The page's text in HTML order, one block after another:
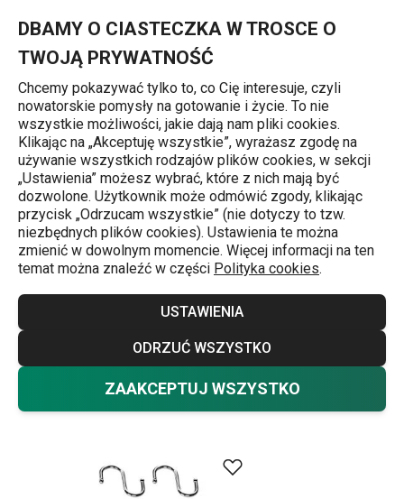
DBAMY O CIASTECZKA W TROSCE O
TWOJĄ PRYWATNOŚĆ
Chcemy pokazywać tylko to, co Cię interesuje, czyli
nowatorskie pomysły na gotowanie i życie. To nie
wszystkie możliwości, jakie dają nam pliki cookies.
Klikając na „Akceptuję wszystkie”, wyrażasz zgodę na
używanie wszystkich rodzajów plików cookies, w sekcji
„Ustawienia” możesz wybrać, które z nich mają być
dozwolone. Użytkownik może odmówić zgody, klikając
przycisk „Odrzucam wszystkie” (nie dotyczy to tzw.
niezbędnych plików cookies). Ustawienia te można
zmienić w dowolnym momencie. Więcej informacji na ten
temat można znaleźć w części Polityka cookies.
USTAWIENIA
ODRZUĆ WSZYSTKO
ZAAKCEPTUJ WSZYSTKO
Organizacja w kuchni
Haczyki do kuchni
Nie bagatelizuj organizacji swojej kuchni, ponieważ nawet
małe rzeczy mogą ułatwić lub, przeciwnie, skomplikować
przygotowywanie posiłków. W tej kategorii znajdziesz
uniwersalne żabki, plastikowe lub stalowe haczyki, które
wystarczy umieścić narelingu do zawieszania, a będziesz
mieć pod ręką wszystko, czego potrzebujesz.
Wskazówka:TESCOMA ma dla Ciebie również inne
gadżety do kuchni, na przykład relingi i półeczki
Nie chcesz wybierać? Wybierz pewność